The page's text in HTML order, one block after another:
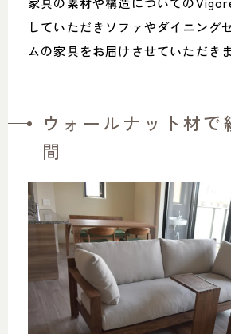
していただきソファやダイニング
ムの家具をお届けさせていただきま
ウォールナット材で
間